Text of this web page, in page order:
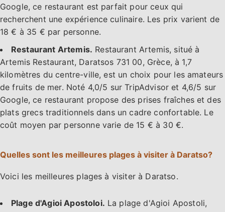
Google, ce restaurant est parfait pour ceux qui
recherchent une expérience culinaire. Les prix varient de
18 € à 35 € par personne.
Restaurant Artemis. Restaurant Artemis, situé à
Artemis Restaurant, Daratsos 731 00, Grèce, à 1,7
kilomètres du centre-ville, est un choix pour les amateurs
de fruits de mer. Noté 4,0/5 sur TripAdvisor et 4,6/5 sur
Google, ce restaurant propose des prises fraîches et des
plats grecs traditionnels dans un cadre confortable. Le
coût moyen par personne varie de 15 € à 30 €.
Quelles sont les meilleures plages à visiter à Daratso?
Voici les meilleures plages à visiter à Daratso.
Plage d'Agioi Apostoloi. La plage d'Agioi Apostoli,